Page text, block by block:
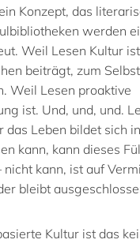
Konzept, das
werden
Weil Lesen Kultur
beiträgt, zum
Weil Lesen proaktive
ist. Und, und, und.
das Leben bildet sich
kann, kann dieses
nicht kann, ist auf
bleibt
Kultur ist das